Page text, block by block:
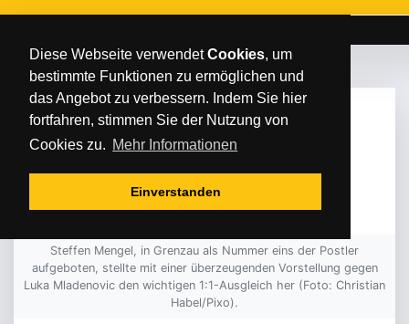
Diese Webseite verwendetCookies, um
bestimmte Funktionen zu ermöglichen und
das Angebot zu verbessern. Indem Sie hier
fortfahren, stimmen Sie der Nutzung von
Cookies zu. Mehr Informationen
Einverstanden
FREITAG 13 Dezember 2024
POST SV SENDET
LEBENSZEICHEN
Steffen Mengel, in Grenzau als Nummer eins der Postler
aufgeboten, stellte mit einer überzeugenden Vorstellung gegen
Luka Mladenovic den wichtigen 1:1-Ausgleich her (Foto: Christian
Habel/Pixo).